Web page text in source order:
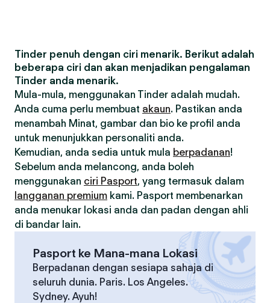
Tinder penuh dengan ciri menarik. Berikut adalah
beberapa ciri dan akan menjadikan pengalaman
Tinder anda menarik.
Mula-mula, menggunakan Tinder adalah mudah.
Anda cuma perlu membuat akaun. Pastikan anda
menambah Minat, gambar dan bio ke profil anda
untuk menunjukkan personaliti anda.
Kemudian, anda sedia untuk mula berpadanan!
Sebelum anda melancong, anda boleh
menggunakan ciri Pasport, yang termasuk dalam
langganan premium kami. Pasport membenarkan
anda menukar lokasi anda dan padan dengan ahli
di bandar lain.
Pasport ke Mana-mana Lokasi
Berpadanan dengan sesiapa sahaja di
seluruh dunia. Paris. Los Angeles.
Sydney. Ayuh!